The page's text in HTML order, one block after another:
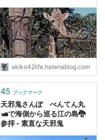
akiko42life.hatenablog.com
45 ブックマーク
天邪鬼さんぽ べんてん丸
🛥️で海側から巡る江の島🐉
参拝 - 素直な天邪鬼